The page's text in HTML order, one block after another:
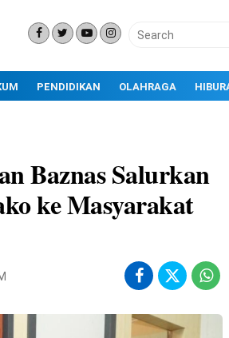
PENDIDIKAN OLAHRAGA
Baznas Salurkan
ke Masyarakat